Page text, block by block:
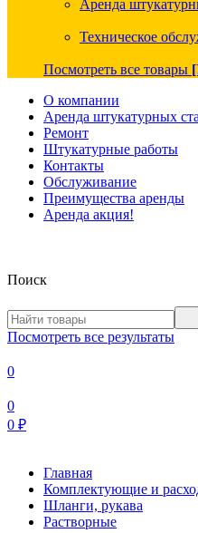
Аренда
Техническое
Посмотреть все товары
О компании
Аренда штукатурных
Ремонт
Штукатурные работы
Контакты
Обслуживание
Преимущества аренды
Аренда акция!
Поиск
Посмотреть все результаты
0
0
0 ₽
Главная
Комплектующие и
Шланги, рукава
Растворные